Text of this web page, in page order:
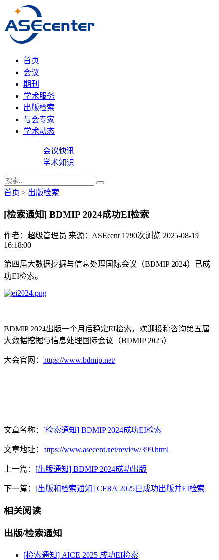
首页
会议
期刊
学术服务
出版检索
与会专家
学术动态
会议快讯
学术知识
首页 > 出版检索
[检索通知] BDMIP 2024成功EI检索
作者：超级管理员 来源：ASEcent 1790次浏览 2025-08-19
16:18:00
第四届大数据挖掘与信息处理国际会议（BDMIP 2024）已成
功EI检索。
BDMIP 2024出版一个月后稳定EI检索，欢迎投稿咨询第五届
大数据挖掘与信息处理国际会议（BDMIP 2025）
大会官网： https://www.bdmip.net/
文章名称： [检索通知] BDMIP 2024成功EI检索
文章地址： https://www.asecent.net/review/399.html
上一篇： [出版通知] BDMIP 2024成功出版
下一篇： [出版和检索通知] CFBA 2025已成功出版并EI检索
相关阅读
出版/检索通知
[检索通知] AICE 2025 成功EI检索